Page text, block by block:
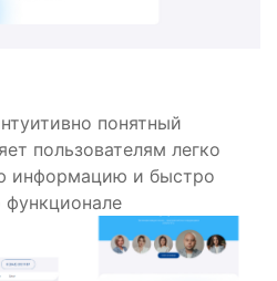
понятный
пользователям легко
информацию и быстро
функционале